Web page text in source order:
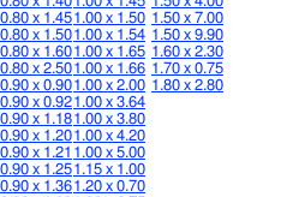
0.80 х 1.45
0.80 х 1.50
0.80 х 1.60
0.80 х 2.50
0.90 х 0.90
0.90 х 0.92
0.90 х 1.18
0.90 х 1.20
0.90 х 1.21
0.90 х 1.25
0.90 х 1.36
1.00 х 1.50
1.00 х 1.54
1.00 х 1.65
1.00 х 1.66
1.00 х 2.00
1.00 х 3.64
1.00 х 3.80
1.00 х 4.20
1.00 х 5.00
1.15 х 1.00
1.20 х 0.70
1.50 х 7.00
1.50 х 9.90
1.60 х 2.30
1.70 х 0.75
1.80 х 2.80